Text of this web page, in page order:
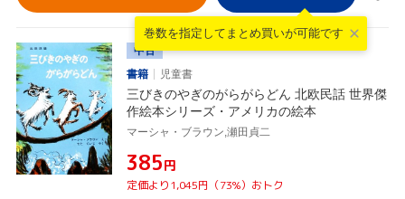
巻数を指定して まとめ買いが可能です
中古
書籍
児童書
三びきのやぎのがらがらどん 北欧民話 世界傑
作絵本シリーズ・アメリカの絵本
マーシャ・ブラウン,瀬田貞二
¥385円
定価より1,045円（73%）おトク